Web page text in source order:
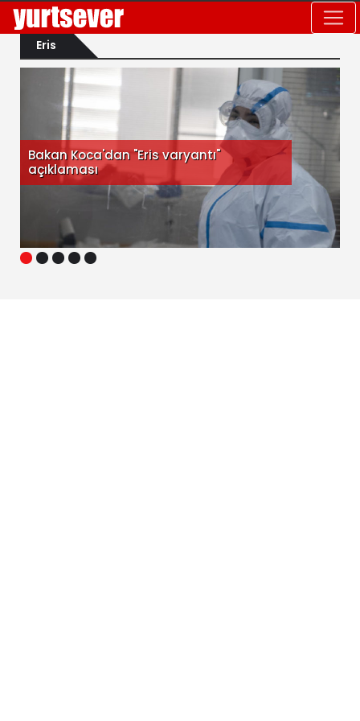
Eris
1 2 3 4 5
Bakan Koca'dan "Eris varyantı"
açıklaması